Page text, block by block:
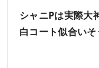
シャニPは実際大
白コート似合いそ